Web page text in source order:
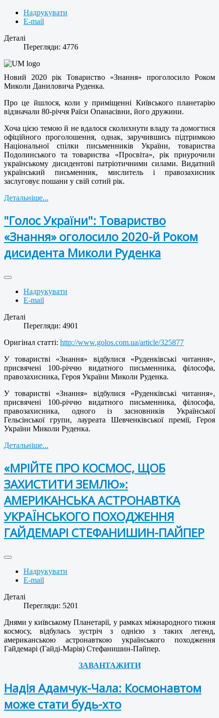
Надрукувати
E-mail
Деталі
Перегляди: 4776
Новий 2020 рік Товариство «Знання» проголосило Роком
Миколи Даниловича Руденка.
Про це йшлося, коли у приміщенні Київського планетарію
відзначали 80-річчя Раїси Опанасівни, його дружини.
Хоча цією темою й не вдалося сколихнути владу та домогтися
офіційного проголошення, однак, заручившись підтримкою
Національної спілки письменників України, товариства
Подолинського та товариства «Просвіта», рік приурочили
українському дисидентові патріотичними силами. Видатний
український письменник, мислитель і правозахисник
заслуговує пошани у свій сотий рік.
Детальніше...
"Голос України": Товариство
«Знання» оголосило 2020-й Роком
дисидента Миколи Руденка
Надрукувати
E-mail
Деталі
Перегляди: 4901
Оригінал статті: http://www.golos.com.ua/article/325877
У товаристві «Знання» відбулися «Руденківські читання»,
присвячені 100-річчю видатного письменника, філософа,
правозахисника, Героя України Миколи Руденка.
У товаристві «Знання» відбулися «Руденківські читання»,
присвячені 100-річчю видатного письменника, філософа,
правозахисника, одного із засновників Української
Гельсінської групи, лауреата Шевченківської премії, Героя
України Миколи Руденка.
Детальніше...
«МРІЙТЕ ПРО КОСМОС, ЩОБ
ЗАХИСТИТИ ЗЕМЛЮ»:
АМЕРИКАНСЬКА АСТРОНАВТКА
УКРАЇНСЬКОГО ПОХОДЖЕННЯ
ГАЙДЕМАРІ СТЕФАНИШИН-ПАЙПЕР
Надрукувати
E-mail
Деталі
Перегляди: 5201
Днями у київському Планетарії, у рамках міжнародного тижня
космосу, відбулась зустріч з однією з таких легенд,
американською астронавткою українського походження
Гайдемарі (Гайді-Марія) Стефанишин-Пайпер.
ЗАВАНТАЖИТИ
Надія Адамчук-Чала: Космонавтом
може стати будь-хто